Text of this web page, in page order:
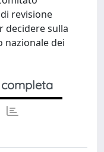
revisione
decidere sulla
nazionale dei